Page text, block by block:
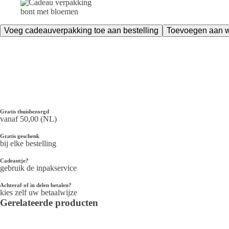
Voeg cadeauverpakking toe aan bestelling Dolce
&
Toevoegen aan
Gratis thuisbezorgd
vanaf 50,00 (NL)
Gratis geschenk
bij elke bestelling
Cadeautje?
gebruik de inpakservice
Achteraf of in delen betalen?
kies zelf uw betaalwijze
Gerelateerde producten